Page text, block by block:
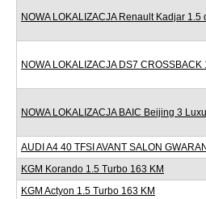
NOWA LOKALIZACJA Renault Kadjar
NOWA LOKALIZACJA DS7
NOWA LOKALIZACJA BAIC Beijing 3
AUDI A4 40 TFSI AVANT SALON
KGM Korando 1.5 Turbo 163 KM
KGM Actyon 1.5 Turbo 163 KM